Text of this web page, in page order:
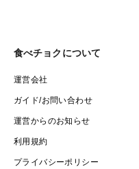
食べチョクについて
運営会社
ガイド/お問い合わせ
運営からのお知らせ
利用規約
プライバシーポリシー